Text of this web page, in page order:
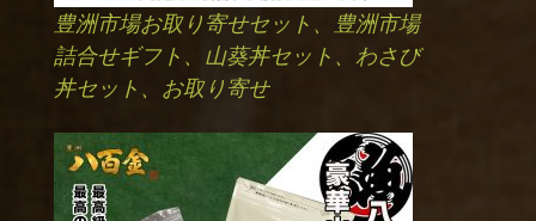
豊洲市場お取り寄せセット、豊洲市場
詰合せギフト、山葵丼セット、わさび
丼セット、お取り寄せ